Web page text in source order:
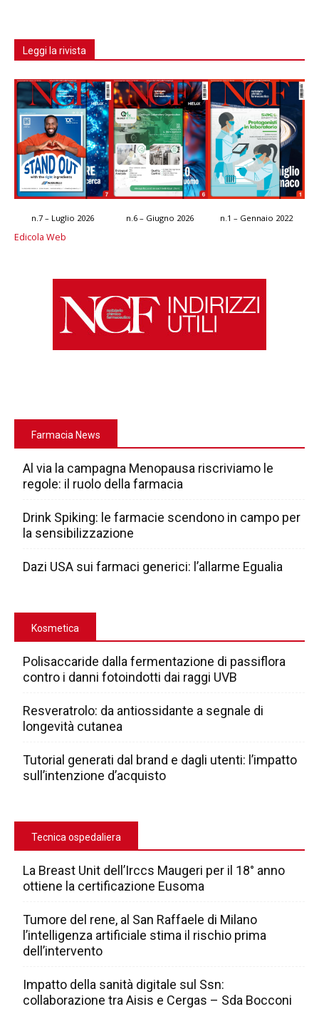
Leggi la rivista
n.7 – Luglio 2026 n.6 – Giugno 2026 n.1 – Gennaio 2022
Edicola Web
Farmacia News
Al via la campagna Menopausa riscriviamo le
regole: il ruolo della farmacia
Drink Spiking: le farmacie scendono in campo per
la sensibilizzazione
Dazi USA sui farmaci generici: l’allarme Egualia
Kosmetica
Polisaccaride dalla fermentazione di passiflora
contro i danni fotoindotti dai raggi UVB
Resveratrolo: da antiossidante a segnale di
longevità cutanea
Tutorial generati dal brand e dagli utenti: l’impatto
sull’intenzione d’acquisto
Tecnica ospedaliera
La Breast Unit dell’Irccs Maugeri per il 18° anno
ottiene la certificazione Eusoma
Tumore del rene, al San Raffaele di Milano
l’intelligenza artificiale stima il rischio prima
dell’intervento
Impatto della sanità digitale sul Ssn:
collaborazione tra Aisis e Cergas – Sda Bocconi